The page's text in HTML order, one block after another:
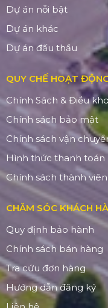
Dự án nỗi bật
Dự án khác
Dự án đấu thầu
QUY CHẾ HOẠT
Chính Sách & Điều
Chính sách bảo mật
Chính sách vận
Hình thức thanh toán
Chính sách thành viên
CHĂM SÓC KHÁCH
Quy định bảo hành
Chính sách bán hàng
Tra cứu đơn hàng
Hướng dẫn đăng ký